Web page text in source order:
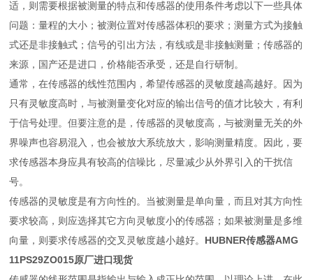
适，则需要根据被测量的特点和传感器的使用条件考虑以下一些具体
问题：量程的大小；被测位置对传感器体积的要求；测量方式为接触
式还是非接触式；信号的引出方法，有线或是非接触测量；传感器的
来源，国产还是进口，价格能否承受，还是自行研制。
通常，在传感器的线性范围内，希望传感器的灵敏度越高越好。因为
只有灵敏度高时，与被测量变化对应的输出信号的值才比较大，有利
于信号处理。但要注意的是，传感器的灵敏度高，与被测量无关的外
界噪声也容易混入，也会被放大系统放大，影响测量精度。因此，要
求传感器本身应具有较高的信噪比，尽量减少从外界引入的干扰信
号。
传感器的灵敏度是有方向性的。当被测量是单向量，而且对其方向性
要求较高，则应选择其它方向灵敏度小的传感器；如果被测量是多维
向量，则要求传感器的交叉灵敏度越小越好。 HUBNER传感器AMG
11PS29ZO015原厂进口现货